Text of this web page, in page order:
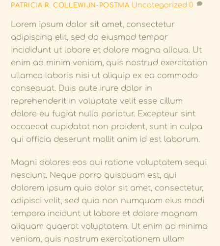
PATRICIA R. COLLEWIJN-POSTMA Uncategorized 0
Lorem ipsum dolor sit amet, consectetur
adipiscing elit, sed do eiusmod tempor
incididunt ut labore et dolore magna aliqua. Ut
enim ad minim veniam, quis nostrud exercitation
ullamco laboris nisi ut aliquip ex ea commodo
consequat. Duis aute irure dolor in
reprehenderit in voluptate velit esse cillum
dolore eu fugiat nulla pariatur. Excepteur sint
occaecat cupidatat non proident, sunt in culpa
qui officia deserunt mollit anim id est laborum.
Magni dolores eos qui ratione voluptatem sequi
nesciunt. Neque porro quisquam est, qui
dolorem ipsum quia dolor sit amet, consectetur,
adipisci velit, sed quia non numquam eius modi
tempora incidunt ut labore et dolore magnam
aliquam quaerat voluptatem. Ut enim ad minima
veniam, quis nostrum exercitationem ullam